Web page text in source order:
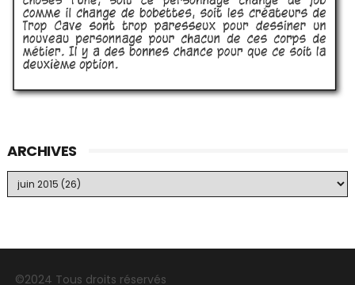
ARCHIVES
©2024 Tous droits réservés